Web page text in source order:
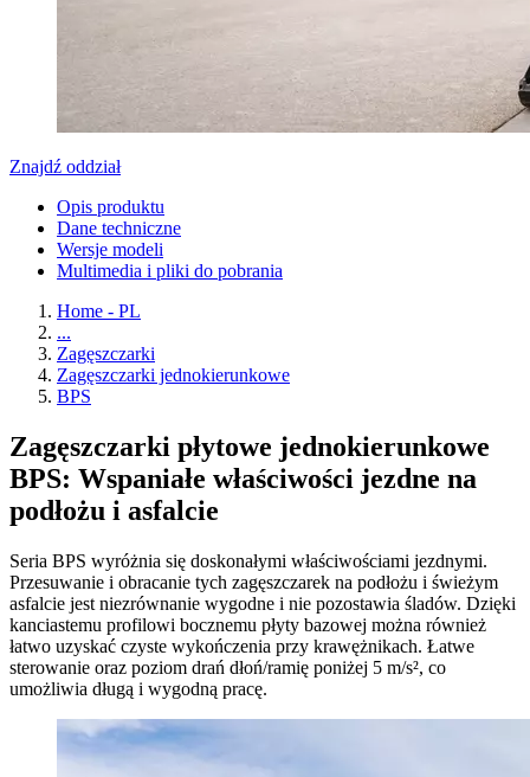
Znajdź oddział
Opis produktu
Dane techniczne
Wersje modeli
Multimedia i pliki do pobrania
Home - PL
...
Zagęszczarki
Zagęszczarki jednokierunkowe
BPS
Zagęszczarki płytowe jednokierunkowe
BPS: Wspaniałe właściwości jezdne na
podłożu i asfalcie
Seria BPS wyróżnia się doskonałymi właściwościami jezdnymi.
Przesuwanie i obracanie tych zagęszczarek na podłożu i świeżym
asfalcie jest niezrównanie wygodne i nie pozostawia śladów. Dzięki
kanciastemu profilowi bocznemu płyty bazowej można również
łatwo uzyskać czyste wykończenia przy krawężnikach. Łatwe
sterowanie oraz poziom drań dłoń/ramię poniżej 5 m/s², co
umożliwia długą i wygodną pracę.